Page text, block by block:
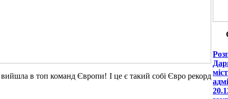
в топ команд Європи! І це є такий собі Євро рекорд